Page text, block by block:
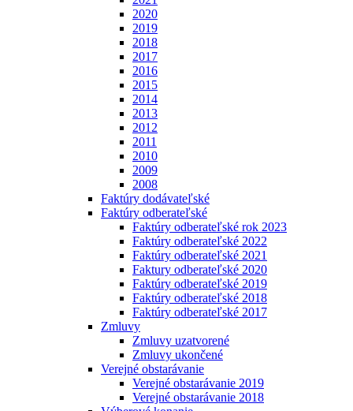
2020
2019
2018
2017
2016
2015
2014
2013
2012
2011
2010
2009
2008
Faktúry dodávateľské
Faktúry odberateľské
Faktúry odberateľské rok 2023
Faktúry odberateľské 2022
Faktúry odberateľské 2021
Faktury odberateľské 2020
Faktúry odberateľské 2019
Faktúry odberateľské 2018
Faktúry odberateľské 2017
Zmluvy
Zmluvy uzatvorené
Zmluvy ukončené
Verejné obstarávanie
Verejné obstarávanie 2019
Verejné obstarávanie 2018